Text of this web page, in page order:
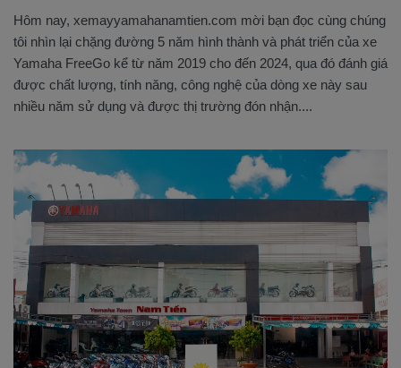
Hôm nay, xemayyamahanamtien.com mời bạn đọc cùng chúng
tôi nhìn lại chặng đường 5 năm hình thành và phát triển của xe
Yamaha FreeGo kể từ năm 2019 cho đến 2024, qua đó đánh giá
được chất lượng, tính năng, công nghệ của dòng xe này sau
nhiều năm sử dụng và được thị trường đón nhận....